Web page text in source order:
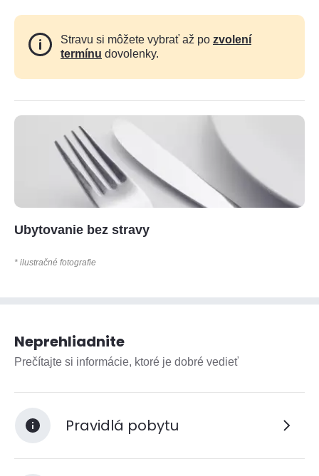
Stravu si môžete vybrať až po zvolení
termínu dovolenky.
Ubytovanie bez stravy
* ilustračné fotografie
Neprehliadnite
Prečítajte si informácie, ktoré je dobré vedieť
Pravidlá pobytu